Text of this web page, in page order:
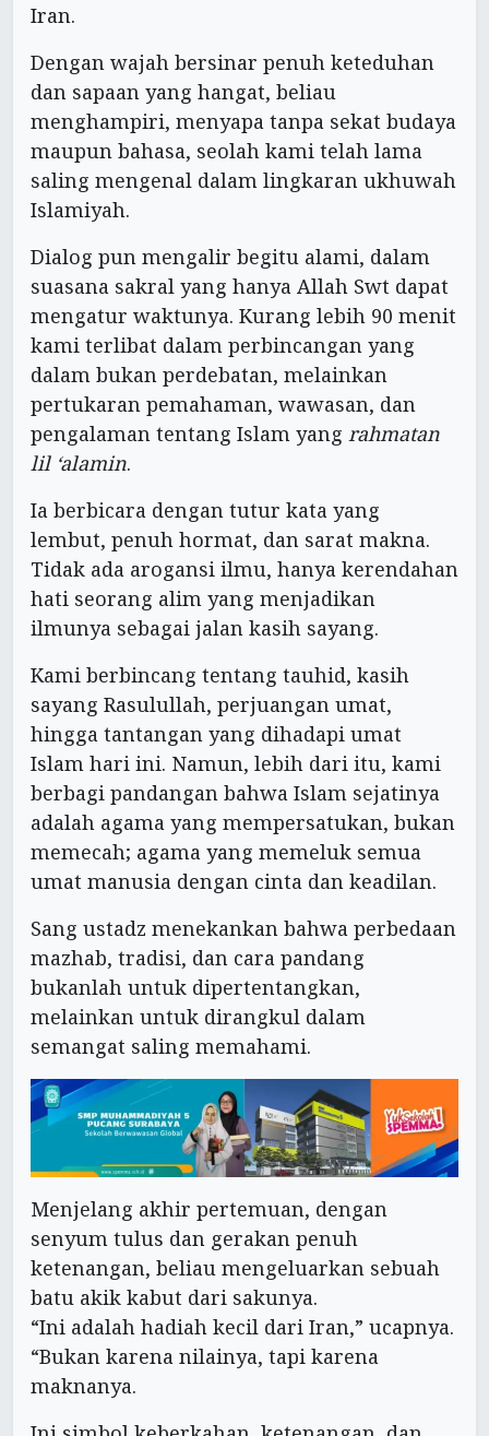
Iran.
Dengan wajah bersinar penuh keteduhan
dan sapaan yang hangat, beliau
menghampiri, menyapa tanpa sekat budaya
maupun bahasa, seolah kami telah lama
saling mengenal dalam lingkaran ukhuwah
Islamiyah.
Dialog pun mengalir begitu alami, dalam
suasana sakral yang hanya Allah Swt dapat
mengatur waktunya. Kurang lebih 90 menit
kami terlibat dalam perbincangan yang
dalam bukan perdebatan, melainkan
pertukaran pemahaman, wawasan, dan
pengalaman tentang Islam yang rahmatan
lil ‘alamin.
Ia berbicara dengan tutur kata yang
lembut, penuh hormat, dan sarat makna.
Tidak ada arogansi ilmu, hanya kerendahan
hati seorang alim yang menjadikan
ilmunya sebagai jalan kasih sayang.
Kami berbincang tentang tauhid, kasih
sayang Rasulullah, perjuangan umat,
hingga tantangan yang dihadapi umat
Islam hari ini. Namun, lebih dari itu, kami
berbagi pandangan bahwa Islam sejatinya
adalah agama yang mempersatukan, bukan
memecah; agama yang memeluk semua
umat manusia dengan cinta dan keadilan.
Sang ustadz menekankan bahwa perbedaan
mazhab, tradisi, dan cara pandang
bukanlah untuk dipertentangkan,
melainkan untuk dirangkul dalam
semangat saling memahami.
Menjelang akhir pertemuan, dengan
senyum tulus dan gerakan penuh
ketenangan, beliau mengeluarkan sebuah
batu akik kabut dari sakunya.
“Ini adalah hadiah kecil dari Iran,” ucapnya.
“Bukan karena nilainya, tapi karena
maknanya.